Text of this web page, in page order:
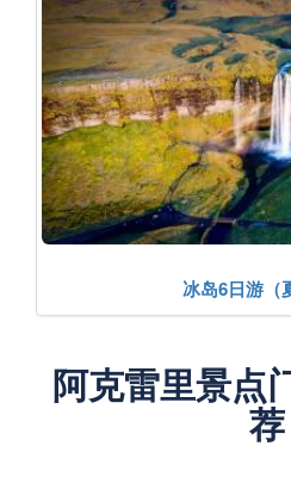
冰岛6日游（
阿克雷里景点
荐